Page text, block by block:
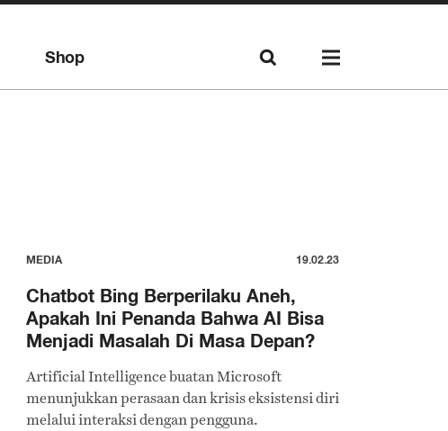
Shop
MEDIA 19.02.23
Chatbot Bing Berperilaku Aneh,
Apakah Ini Penanda Bahwa AI Bisa
Menjadi Masalah Di Masa Depan?
Artificial Intelligence buatan Microsoft
menunjukkan perasaan dan krisis eksistensi diri
melalui interaksi dengan pengguna.